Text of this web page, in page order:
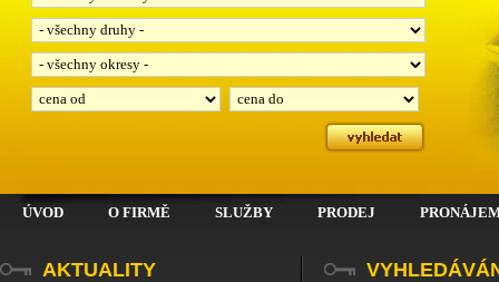
ÚVOD O FIRMĚ SLUŽBY PRODEJ
AKTUALITY